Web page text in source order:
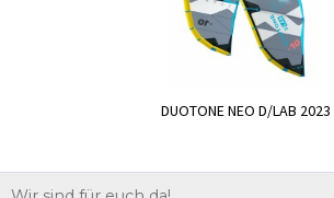
DUOTONE NEO D/LAB 2023